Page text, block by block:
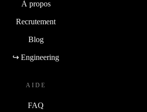
À propos
Recrutement
Blog
↪ Engineering
AIDE
FAQ